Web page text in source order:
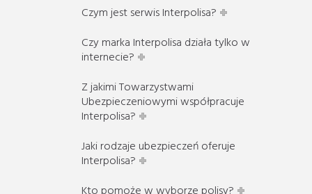
Czym jest serwis Interpolisa?
Czy marka Interpolisa działa tylko w
internecie?
Z jakimi Towarzystwami
Ubezpieczeniowymi współpracuje
Interpolisa?
Jaki rodzaje ubezpieczeń oferuje
Interpolisa?